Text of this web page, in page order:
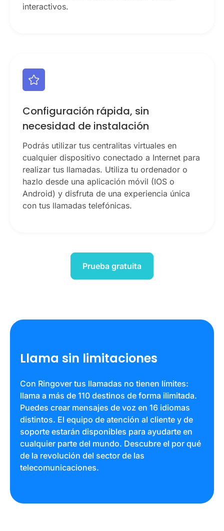
interactivos.
Configuración rápida, sin
necesidad de instalación
Podrás utilizar tus centralitas virtuales en
cualquier dispositivo conectado a Internet para
realizar tus llamadas. Utiliza tu ordenador o
hazlo desde una aplicación móvil (IOS o
Android) y disfruta de una experiencia única
con tus llamadas telefónicas.
Prueba gratuita
Llama sin limitaciones
Con Ringover tus llamadas no tienen límites:
llama a más de 110 destinos de forma ilimitada.
Puedes crear mensajes de voz en 16 idiomas
distintos. El equipo de atención al cliente y de
soporte estarán disponibles para ayudarte en
cualquier parte del mundo. Descubre el por qué
de la revolución del sector de las
telecomunicaciones.